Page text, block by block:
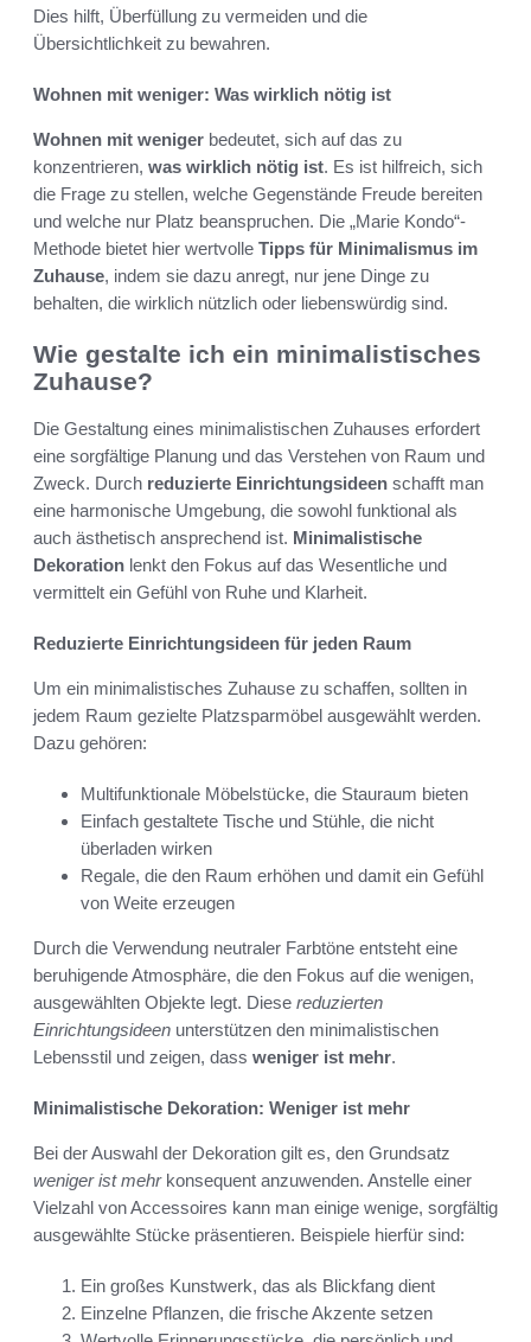
Dies hilft, Überfüllung zu vermeiden und die
Übersichtlichkeit zu bewahren.
Wohnen mit weniger: Was wirklich nötig ist
Wohnen mit weniger bedeutet, sich auf das zu
konzentrieren, was wirklich nötig ist. Es ist hilfreich, sich
die Frage zu stellen, welche Gegenstände Freude bereiten
und welche nur Platz beanspruchen. Die „Marie Kondo“-
Methode bietet hier wertvolle Tipps für Minimalismus im
Zuhause, indem sie dazu anregt, nur jene Dinge zu
behalten, die wirklich nützlich oder liebenswürdig sind.
Wie gestalte ich ein minimalistisches
Zuhause?
Die Gestaltung eines minimalistischen Zuhauses erfordert
eine sorgfältige Planung und das Verstehen von Raum und
Zweck. Durch reduzierte Einrichtungsideen schafft man
eine harmonische Umgebung, die sowohl funktional als
auch ästhetisch ansprechend ist. Minimalistische
Dekoration lenkt den Fokus auf das Wesentliche und
vermittelt ein Gefühl von Ruhe und Klarheit.
Reduzierte Einrichtungsideen für jeden Raum
Um ein minimalistisches Zuhause zu schaffen, sollten in
jedem Raum gezielte Platzsparmöbel ausgewählt werden.
Dazu gehören:
Multifunktionale Möbelstücke, die Stauraum bieten
Einfach gestaltete Tische und Stühle, die nicht
überladen wirken
Regale, die den Raum erhöhen und damit ein Gefühl
von Weite erzeugen
Durch die Verwendung neutraler Farbtöne entsteht eine
beruhigende Atmosphäre, die den Fokus auf die wenigen,
ausgewählten Objekte legt. Diese reduzierten
Einrichtungsideen unterstützen den minimalistischen
Lebensstil und zeigen, dass weniger ist mehr.
Minimalistische Dekoration: Weniger ist mehr
Bei der Auswahl der Dekoration gilt es, den Grundsatz
weniger ist mehrkonsequent anzuwenden. Anstelle einer
Vielzahl von Accessoires kann man einige wenige, sorgfältig
ausgewählte Stücke präsentieren. Beispiele hierfür sind:
Ein großes Kunstwerk, das als Blickfang dient
Einzelne Pflanzen, die frische Akzente setzen